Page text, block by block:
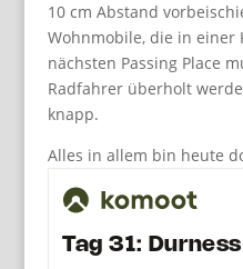
10 cm Abstand
Wohnmobile, die in einer
nächsten Passing Place
Radfahrer überholt
knapp.
Alles in allem bin heute